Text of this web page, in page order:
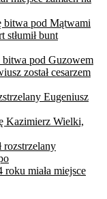
bitwa pod Mątwami
stłumił bunt
bitwa pod Guzowem
został cesarzem
Eugeniusz
Kazimierz Wielki,
rozstrzelany
miała miejsce